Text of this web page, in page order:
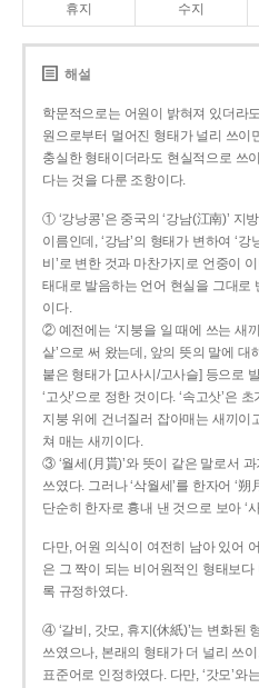
휴지 수지
해설
학문적으로는 어원이 밝혀져 있더라
원으로부터 멀어진 형태가 널리 쓰이
충실한 형태이더라도 현실적으로 쓰
다는 것을 다룬 조항이다.
① ‘강낭콩’은 중국의 ‘강남(江南)’ 지
이름인데, ‘강남’의 형태가 변하여 ‘강
비’로 변한 것과 마찬가지로 언중이
태대로 발음하는 언어 현실을 그대로
이다.
② 예전에는 ‘지붕을 일 때에 쓰는 새끼
샅’으로 써 왔는데, 앞의 뜻의 말에
붙은 형태가 [고사시/고사슬] 등으로
‘고삿’으로 정한 것이다. ‘속고삿’은
지붕 위에 건너질러 잡아매는 새끼이
쳐 매는 새끼이다.
③ ‘월세(月貰)’와 뜻이 같은 말로서 과
쓰였다. 그러나 ‘삭월세’를 한자어 ‘朔
단순히 한자로 흉내 낸 것으로 보아 ‘
다만, 어원 의식이 여전히 남아 있어
은 그 짝이 되는 비어원적인 형태보
록 규정하였다.
④ ‘갈비, 갓모, 휴지(休紙)’는 변화된
쓰였으나, 본래의 형태가 더 널리 쓰
표준어로 인정하였다. 다만, ‘갓모’와